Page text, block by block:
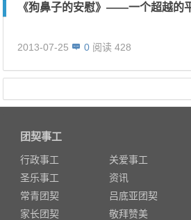
《狗鼻子的安慰》――一个超越的
2013-07-25 0 阅读 428
团契事工
行政事工 关爱事工
圣乐事工
资讯
常青团契
吕底亚团契
家长团契
敬拜赞美